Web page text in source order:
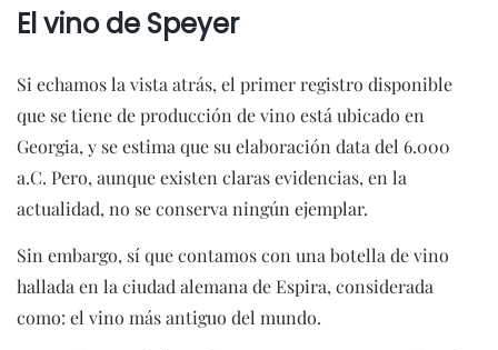
El vino de Speyer
Si echamos la vista atrás, el primer registro disponible
que se tiene de producción de vino está ubicado en
Georgia, y se estima que su elaboración data del 6.000
a.C. Pero, aunque existen claras evidencias, en la
actualidad, no se conserva ningún ejemplar.
Sin embargo, sí que contamos con una botella de vino
hallada en la ciudad alemana de Espira, considerada
como: el vino más antiguo del mundo.